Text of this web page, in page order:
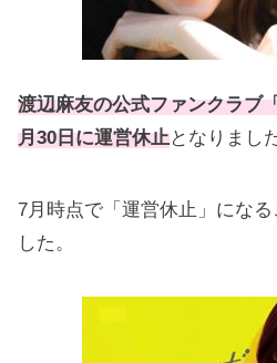
渡辺麻友の公式ファンクラブ
月30日に運営休止となりまし
7月時点で「運営休止」にな
した。